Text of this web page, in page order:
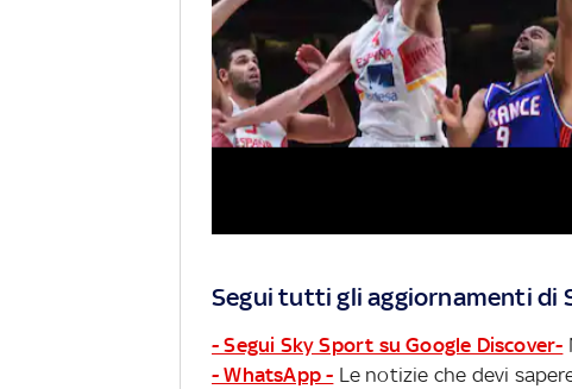
Segui tutti gli aggiornamenti di
- Segui Sky Sport su Google Discover-
- WhatsApp - Le notizie che devi